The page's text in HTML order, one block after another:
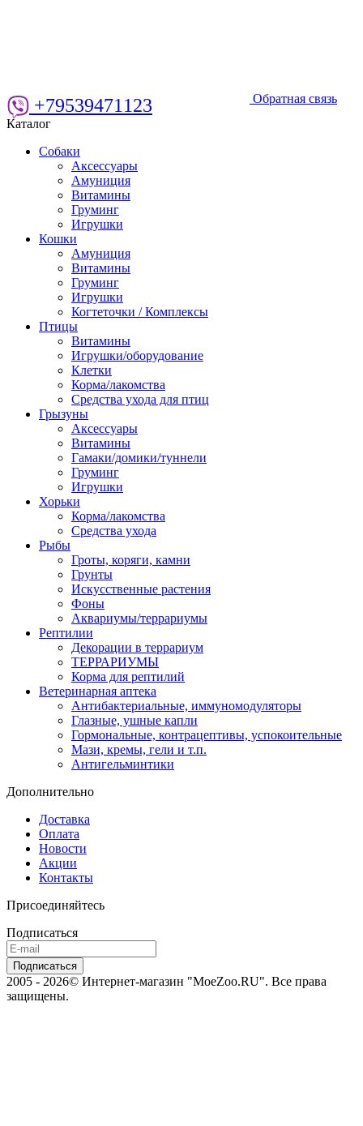
Обратная связь
+79539471123
Каталог
Собаки
Аксессуары
Амуниция
Витамины
Груминг
Игрушки
Кошки
Амуниция
Витамины
Груминг
Игрушки
Когтеточки / Комплексы
Птицы
Витамины
Игрушки/оборудование
Клетки
Корма/лакомства
Средства ухода для птиц
Грызуны
Аксессуары
Витамины
Гамаки/домики/туннели
Груминг
Игрушки
Хорьки
Корма/лакомства
Средства ухода
Рыбы
Гроты, коряги, камни
Грунты
Искусственные растения
Фоны
Аквариумы/террариумы
Рептилии
Декорации в террариум
ТЕРРАРИУМЫ
Корма для рептилий
Ветеринарная аптека
Антибактериальные, иммуномодуляторы
Глазные, ушные капли
Гормональные, контрацептивы, успокоительные
Мази, кремы, гели и т.п.
Антигельминтики
Дополнительно
Доставка
Оплата
Новости
Акции
Контакты
Присоединяйтесь
Подписаться
2005 - 2026© Интернет-магазин "MoeZoo.RU". Все права
защищены.